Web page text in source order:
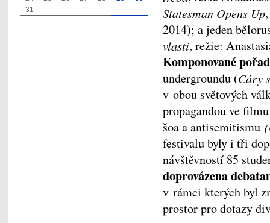
Statesman Opens Up
2014); a jeden
vlasti, režie:
Komponované
undergroundu (Cáry
v obou světových
propagandou ve
šoa a antisemitismu
festivalu byly i tři
návštěvností 85
doprovázena
v rámci kterých byl
prostor pro dotazy
31